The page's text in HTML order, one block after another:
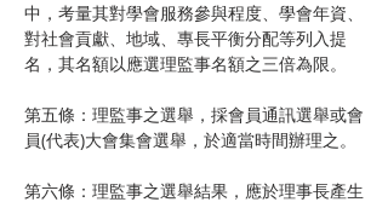
中，考量其對學會服務參與程度、學會年資、
對社會貢獻、地域、專長平衡分配等列入提
名，其名額以應選理監事名額之三倍為限。
第五條：理監事之選舉，採會員通訊選舉或會
員(代表)大會集會選舉，於適當時間辦理之。
第六條：理監事之選舉結果，應於理事長產生